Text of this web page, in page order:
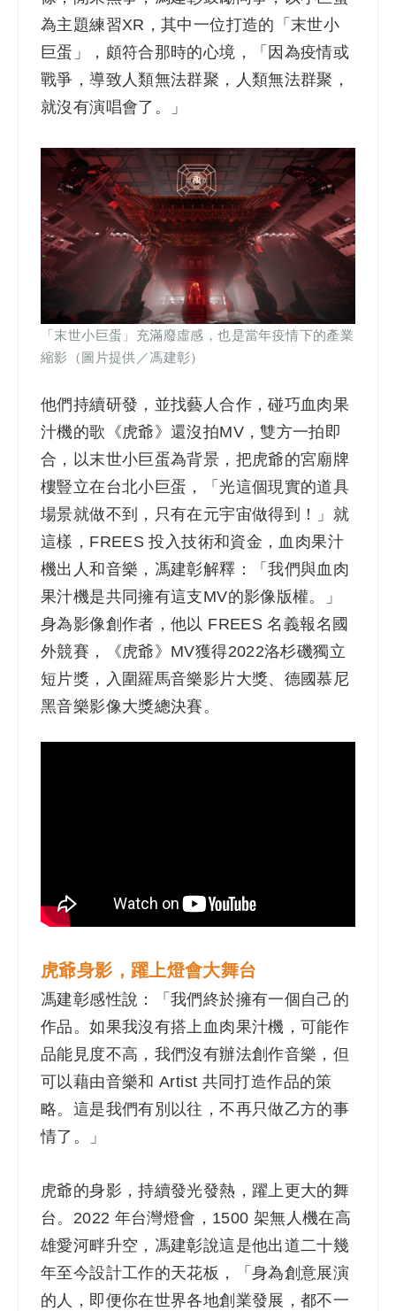
為主題練習XR，其中一位打造的「末世小
巨蛋」，頗符合那時的心境，「因為疫情或
戰爭，導致人類無法群聚，人類無法群聚，
就沒有演唱會了。」
「末世小巨蛋」充滿廢虛感，也是當年疫情下的產業
縮影（圖片提供／馮建彰）
他們持續研發，並找藝人合作，碰巧血肉果
汁機的歌《虎爺》還沒拍MV，雙方一拍即
合，以末世小巨蛋為背景，把虎爺的宮廟牌
樓豎立在台北小巨蛋，「光這個現實的道具
場景就做不到，只有在元宇宙做得到！」就
這樣，FREES 投入技術和資金，血肉果汁
機出人和音樂，馮建彰解釋：「我們與血肉
果汁機是共同擁有這支MV的影像版權。」
身為影像創作者，他以 FREES 名義報名國
外競賽，《虎爺》MV獲得2022洛杉磯獨立
短片獎，入圍羅馬音樂影片大獎、德國慕尼
黑音樂影像大獎總決賽。
虎爺身影，躍上燈會大舞台
馮建彰感性說：「我們終於擁有一個自己的
作品。如果我沒有搭上血肉果汁機，可能作
品能見度不高，我們沒有辦法創作音樂，但
可以藉由音樂和 Artist 共同打造作品的策
略。這是我們有別以往，不再只做乙方的事
情了。」
虎爺的身影，持續發光發熱，躍上更大的舞
台。2022 年台灣燈會，1500 架無人機在高
雄愛河畔升空，馮建彰說這是他出道二十幾
年至今設計工作的天花板，「身為創意展演
的人，即便你在世界各地創業發展，都不一